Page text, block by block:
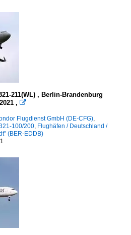
211(WL) , Berlin-Brandenburg
, 
Flugdienst GmbH (DE-CFG),
100/200, Flughäfen / Deutschland /
(BER-EDDB)